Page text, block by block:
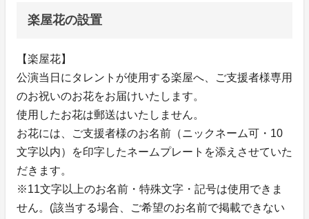
楽屋花の設置
【楽屋花】
公演当日にタレントが使用する楽屋へ、ご支援者様専用
のお祝いのお花をお届けいたします。
使用したお花は郵送はいたしません。
お花には、ご支援者様のお名前（ニックネーム可・10
文字以内）を印字したネームプレートを添えさせていた
だきます。
※11文字以上のお名前・特殊文字・記号は使用できま
せん。(該当する場合、ご希望のお名前で掲載できない